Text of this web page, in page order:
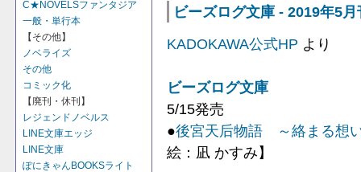
C★NOVELSファンタジア
一般・単行本
【その他】
ノベライズ
その他
コミック化
【廃刊・休刊】
レジェンドノベルス
LINE文庫エッジ
LINE文庫
ぽにきゃんBOOKSライト
ビーズログ文庫 - 2019年5
KADOKAWA公式HP より
ビーズログ文庫
5/15発売
●後宮天后物語 ～絡まる想
絵：凪 かすみ】